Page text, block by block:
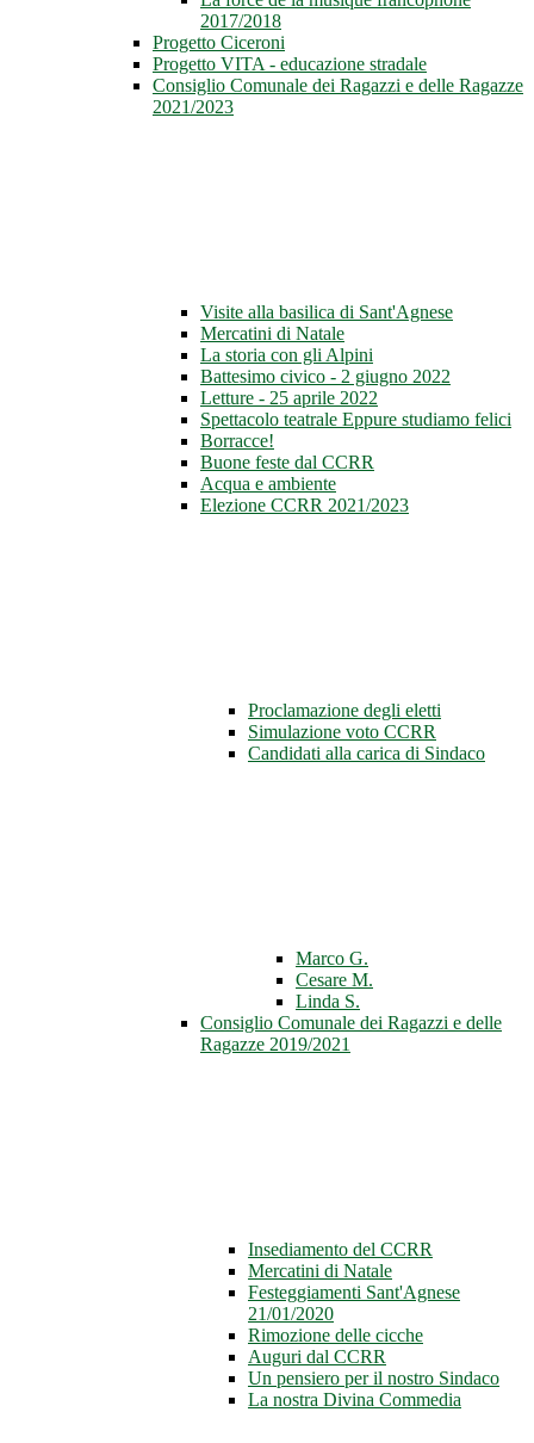
2017/2018
Progetto Ciceroni
Progetto VITA - educazione stradale
Consiglio Comunale dei Ragazzi e delle Ragazze
2021/2023
Visite alla basilica di Sant'Agnese
Mercatini di Natale
La storia con gli Alpini
Battesimo civico - 2 giugno 2022
Letture - 25 aprile 2022
Spettacolo teatrale Eppure studiamo felici
Borracce!
Buone feste dal CCRR
Acqua e ambiente
Elezione CCRR 2021/2023
Proclamazione degli eletti
Simulazione voto CCRR
Candidati alla carica di Sindaco
Marco G.
Cesare M.
Linda S.
Consiglio Comunale dei Ragazzi e delle
Ragazze 2019/2021
Insediamento del CCRR
Mercatini di Natale
Festeggiamenti Sant'Agnese
21/01/2020
Rimozione delle cicche
Auguri dal CCRR
Un pensiero per il nostro Sindaco
La nostra Divina Commedia